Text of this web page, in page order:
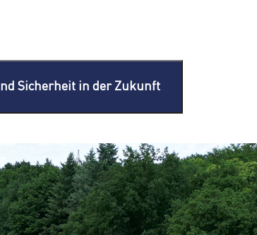
Sicherheit in der Zukunft